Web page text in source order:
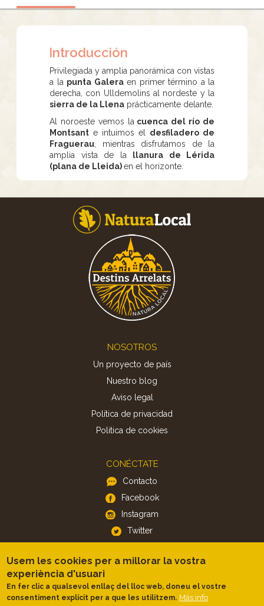
Introducción
Privilegiada y amplia panorámica con vistas
a la punta Galeraen primer término a la
derecha, con Ulldemolins al nordeste y la
sierra de la Llena prácticamente delante.
Al noroeste vemos la cuenca del río de
Montsant e intuimos el desfiladero de
Fraguerau , mientras disfrutamos de la
amplia vista de la
llanura de Lérida
(plana de Lleida)en el horizonte.
NOSOTROS
Un proyecto de país
Nuestro blog
Aviso legal
Política de privacidad
Politica de cookies
CONÉCTATE
Contacto
Facebook
Instagram
Twitter
APP
iOS
Android
Usem les cookies per a millorar la vostra
experiència d'usuari
En fer clic a qualsevol enllaç del lloc web, doneu el vostre
consentiment explícit per a que les utilitzem. Más info